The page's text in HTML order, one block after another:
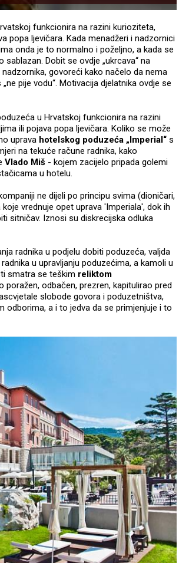
funkcionira na razini kurioziteta,
popa ljevičara. Kada menadžeri i nadzornici
onda je to normalno i poželjno, a kada se
Dobit se ovdje „ukrcava“ na
govoreći kako načelo da nema
pije vodu“. Motivacija djelatnika ovdje se
u Hrvatskoj funkcionira na razini
ili pojava popa ljevičara. Koliko se može
uprava hotelskog poduzeća „Imperial“ s
na tekuće račune radnika, kako
Vlado Miš - kojem zacijelo pripada golemi
u hotelu.
ne dijeli po principu svima (dioničari,
vrednuje opet uprava 'Imperiala', dok ih
sitničav. Iznosi su diskrecijska odluka
radnika u podjelu dobiti poduzeća, valjda
u upravljanju poduzećima, a kamoli u
smatra se teškim reliktom
poražen, odbačen, prezren, kapitulirao pred
slobode govora i poduzetništva,
odborima, a i to jedva da se primjenjuje i to